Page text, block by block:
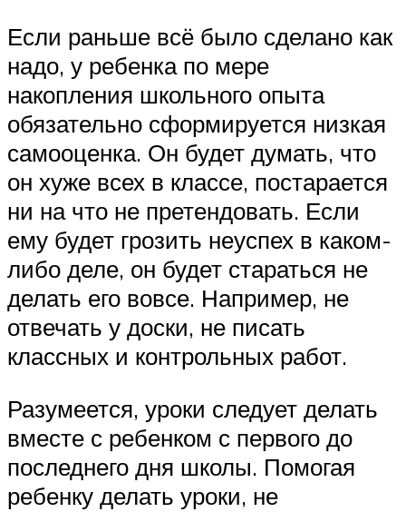
Если раньше всё было сделано как
надо, у ребенка по мере
накопления школьного опыта
обязательно сформируется низкая
самооценка. Он будет думать, что
он хуже всех в классе, постарается
ни на что не претендовать. Если
ему будет грозить неуспех в каком-
либо деле, он будет стараться не
делать его вовсе. Например, не
отвечать у доски, не писать
классных и контрольных работ.
Разумеется, уроки следует делать
вместе с ребенком с первого до
последнего дня школы. Помогая
ребенку делать уроки, не